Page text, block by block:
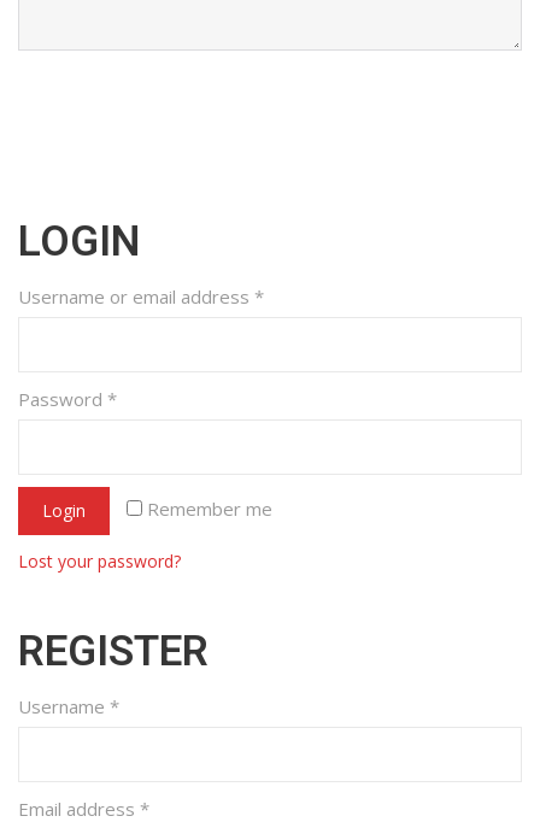
LOGIN
Username or email address *
Password *
Login Remember me
Lost your password?
REGISTER
Username *
Email address *